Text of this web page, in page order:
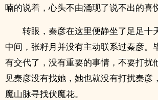
喃的说着，心头不由涌现了说不出的喜
转眼，秦彦在这里便静坐了足足十
中间，张籽月并没有主动联系过秦彦。
有交代了，没有重要的事情，不要打扰
见秦彦没有找她，她也就没有打扰秦彦
魔山脉寻找伏魔花。